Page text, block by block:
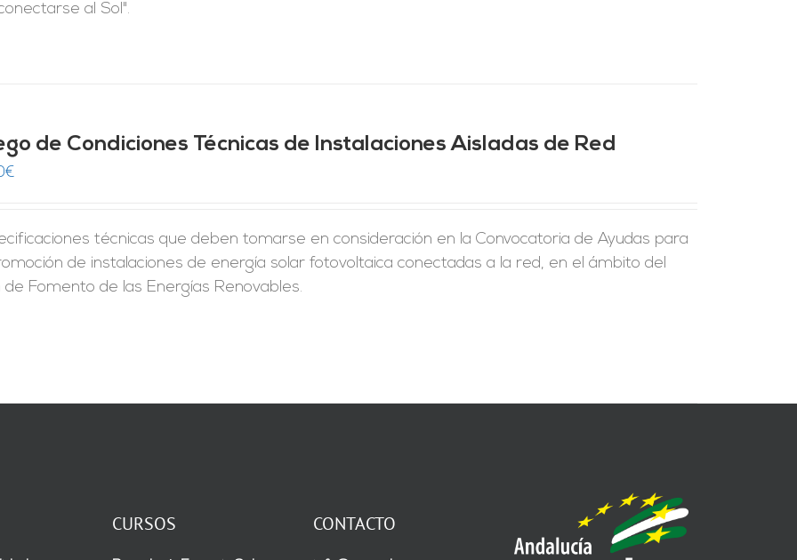
al Sol".
de Condiciones Técnicas de Instalaciones Aisladas de Red
€
técnicas que deben tomarse en consideración en la Convocatoria de Ayudas para
de instalaciones de energía solar fotovoltaica conectadas a la red, en el ámbito del
de Fomento de las Energías Renovables.
CURSOS CONTACTO